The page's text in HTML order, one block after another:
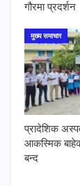
गौरमा प्रदर्शन
मुख्य समाचार
प्रादेशिक
आकस्मिक
बन्द